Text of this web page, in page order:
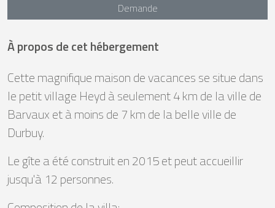
Demande
À propos de cet hébergement
Cette magnifique maison de vacances se situe dans
le petit village Heyd à seulement 4 km de la ville de
Barvaux et à moins de 7 km de la belle ville de
Durbuy.
Le gîte a été construit en 2015 et peut accueillir
jusqu'à 12 personnes.